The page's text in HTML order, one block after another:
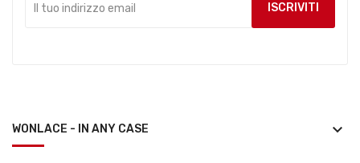
WONLACE - IN ANY CASE keyboard_arrow_down